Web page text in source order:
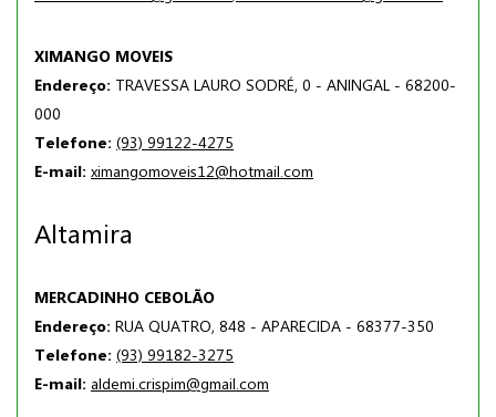
XIMANGO MOVEIS
Endereço: TRAVESSA LAURO SODRÉ, 0 - ANINGAL - 68200-
000
Telefone: (93) 99122-4275
E-mail: ximangomoveis12@hotmail.com
Altamira
MERCADINHO CEBOLÃO
Endereço: RUA QUATRO, 848 - APARECIDA - 68377-350
Telefone: (93) 99182-3275
E-mail: aldemi.crispim@gmail.com